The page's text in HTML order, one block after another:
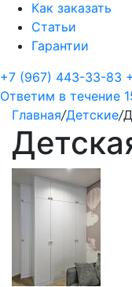
Как заказать
Статьи
Гарантии
+7 (967) 443-33-83
Ответим в течение
Главная/Детские/